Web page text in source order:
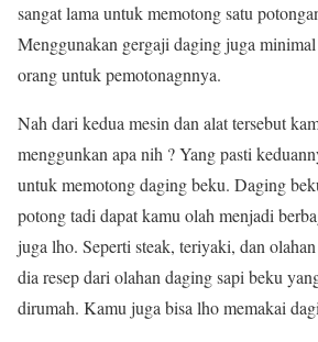
sangat lama untuk memotong satu
Menggunakan gergaji daging juga
orang untuk pemotonagnnya.
Nah dari kedua mesin dan alat tersebut
menggunkan apa nih ? Yang pasti
untuk memotong daging beku. Daging
potong tadi dapat kamu olah menjadi
juga lho. Seperti steak, teriyaki, dan
dia resep dari olahan daging sapi beku
dirumah. Kamu juga bisa lho memakai